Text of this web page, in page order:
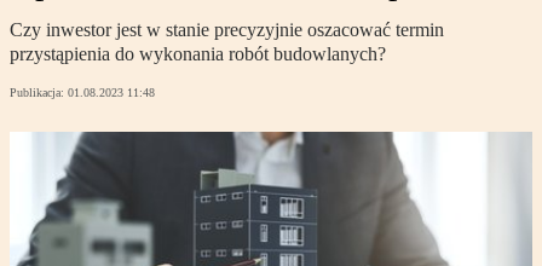
Czy inwestor jest w stanie precyzyjnie oszacować termin
przystąpienia do wykonania robót budowlanych?
Publikacja: 01.08.2023 11:48